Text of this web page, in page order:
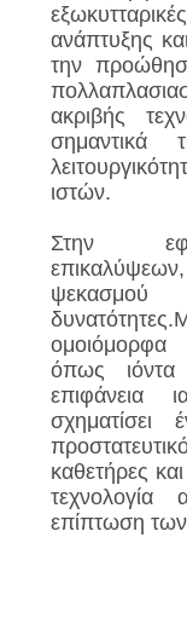
ανάπτυξης
την
ακριβής
σημαντικά
ιστών.
Στην
ομοιόμορφα
όπως ιόντα
επιφάνεια
σχηματίσει
καθετήρες
τεχνολογία
επίπτωση